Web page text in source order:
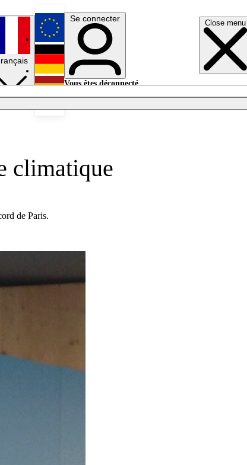
Close menu
English
Deutsch
Se connecter
Vous êtes déconnecté.
climatique
de Paris.